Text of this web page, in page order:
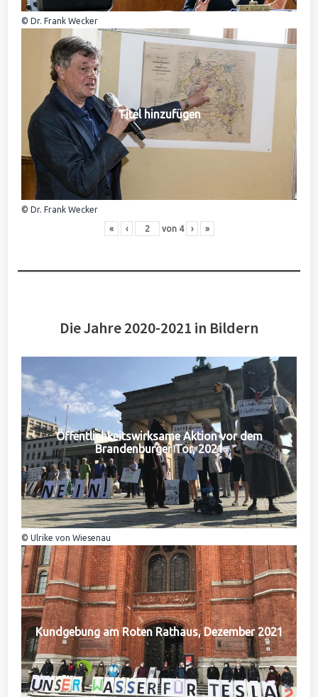
© Dr. Frank Wecker
Titel hinzufügen
© Dr. Frank Wecker
« ‹ von 4 › »
Die Jahre 2020-2021 in Bildern
Öffentlichkeitswirksame Aktion vor dem
Brandenburger Tor, 2021
© Ulrike von Wiesenau
Kundgebung am Roten Rathaus, Dezember 2021